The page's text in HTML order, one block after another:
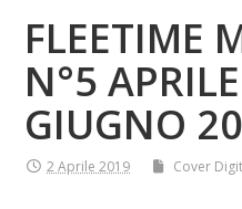
FLEETIME
N°5
GIUGNO
2 Aprile 2019 Cover